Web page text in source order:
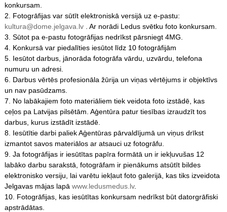
konkursam.
2. Fotogrāfijas var sūtīt elektroniskā versijā uz e-pastu:
kultura@dome.jelgava.lv. Ar norādi Ledus svētku foto konkursam.
3. Sūtot pa e-pastu fotogrāfijas nedrīkst pārsniegt 4MG.
4. Konkursā var piedalīties iesūtot līdz 10 fotogrāfijām
5. Iesūtot darbus, jānorāda fotogrāfa vārdu, uzvārdu, telefona
numuru un adresi.
6. Darbus vērtēs profesionāla žūrija un viņas vērtējums ir objektīvs
un nav pasūdzams.
7. No labākajiem foto materiāliem tiek veidota foto izstādē, kas
ceļos pa Latvijas pilsētām. Aģentūra patur tiesības izraudzīt tos
darbus, kurus izstādīt izstādē.
8. Iesūtītie darbi paliek Aģentūras pārvaldījumā un viņus drīkst
izmantot savos materiālos ar atsauci uz fotogrāfu.
9. Ja fotogrāfijas ir iesūtītas papīra formātā un ir iekļuvušas 12
labāko darbu sarakstā, fotogrāfam ir pienākums atsūtīt bildes
elektronisko versiju, lai varētu iekļaut foto galerijā, kas tiks izveidota
Jelgavas mājas lapā www.ledusmedus.lv.
10. Fotogrāfijas, kas iesūtītas konkursam nedrīkst būt datorgrāfiski
apstrādātas.